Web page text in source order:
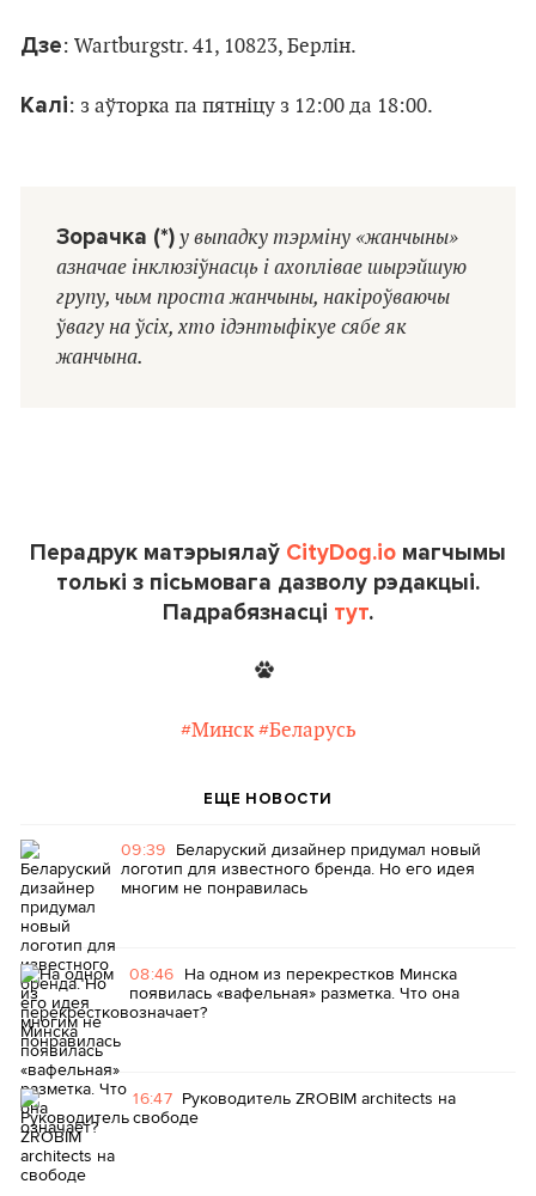
Дзе: Wartburgstr. 41, 10823, Берлiн.
Калі: з аўторка па пятніцу з 12:00 да 18:00.
Зорачка (*)у выпадку тэрміну «жанчыны»
азначае інклюзіўнасць і ахоплівае шырэйшую
групу, чым проста жанчыны, накіроўваючы
ўвагу на ўсіх, хто ідэнтыфікуе сябе як
жанчына.
Перадрук матэрыялаў CityDog.io магчымы
толькі з пісьмовага дазволу рэдакцыі.
Падрабязнасці тут.
#Минск #Беларусь
ЕЩЕ НОВОСТИ
09:39 Беларуский дизайнер придумал новый
логотип для известного бренда. Но его идея
многим не понравилась
08:46 На одном из перекрестков Минска
появилась «вафельная» разметка. Что она
означает?
16:47 Руководитель ZROBIM architects на
свободе